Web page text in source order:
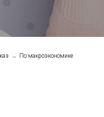
→ По макроэкономике